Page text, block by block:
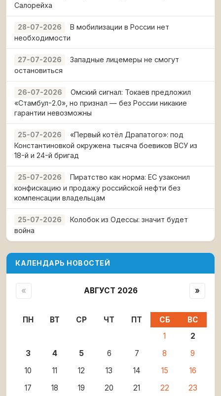
Салорейха
28-07-2026
В мобилизации в России нет
необходимости
27-07-2026
Западные лицемеры не смогут
остановиться
26-07-2026
Омский сигнал: Токаев предложил
«Стамбул-2.0», но признал — без России никакие
гарантии невозможны
25-07-2026
«Первый котёл Драпатого»: под
Константиновкой окружена тысяча боевиков ВСУ из
18-й и 24-й бригад
25-07-2026
Пиратство как норма: ЕС узаконил
конфискацию и продажу российской нефти без
компенсации владельцам
25-07-2026
Колобок из Одессы: значит будет
война
КАЛЕНДАРЬ НОВОСТЕЙ
« АВГУСТ 2026 »
ПН ВТ СР ЧТ ПТ СБ
ВС
1
2
3
4 5 6 7 8
9
10
11 12 13 14 15
16
17
18 19 20 21 22
23